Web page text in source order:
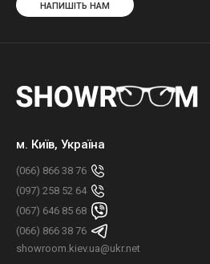
НАПИШІТЬ НАМ
м. Київ, Україна
(066) 866 38 76
(097) 258 52 64
(067) 646 85 68
(066) 866 38 76
showroom.kiev.ua@ukr.net